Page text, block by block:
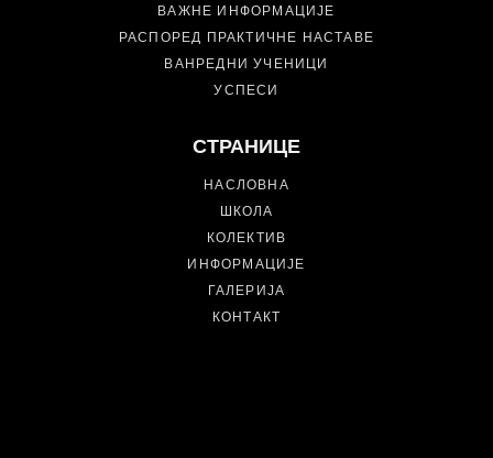
ВАЖНЕ ИНФОРМАЦИЈЕ
РАСПОРЕД ПРАКТИЧНЕ НАСТАВЕ
ВАНРЕДНИ УЧЕНИЦИ
УСПЕСИ
СТРАНИЦЕ
НАСЛОВНА
ШКОЛА
КОЛЕКТИВ
ИНФОРМАЦИЈЕ
ГАЛЕРИЈА
КОНТАКТ